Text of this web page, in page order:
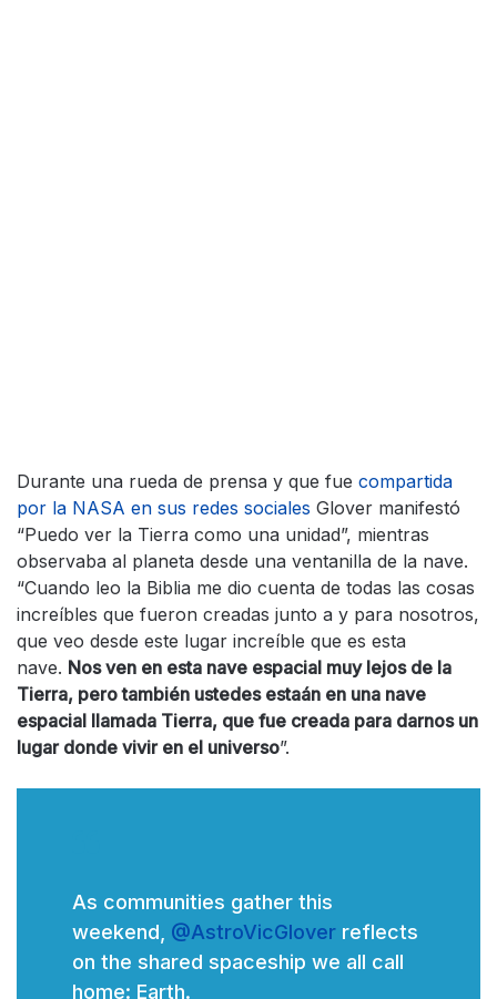
Durante una rueda de prensa y que fue compartida
por la NASA en sus redes sociales Glover manifestó
“Puedo ver la Tierra como una unidad”, mientras
observaba al planeta desde una ventanilla de la nave.
“Cuando leo la Biblia me dio cuenta de todas las cosas
increíbles que fueron creadas junto a y para nosotros,
que veo desde este lugar increíble que es esta
nave. Nos ven en esta nave espacial muy lejos de la
Tierra, pero también ustedes estaán en una nave
espacial llamada Tierra, que fue creada para darnos un
lugar donde vivir en el universo”.
As communities gather this
weekend, @AstroVicGlover reflects
on the shared spaceship we all call
home: Earth.